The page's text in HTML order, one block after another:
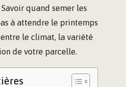
quand semer les
à attendre le printemps
le climat, la variété
de votre parcelle.